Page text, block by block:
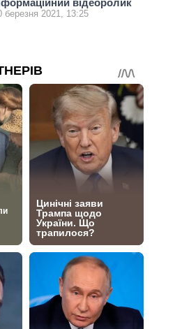
березня 2021, 13:25